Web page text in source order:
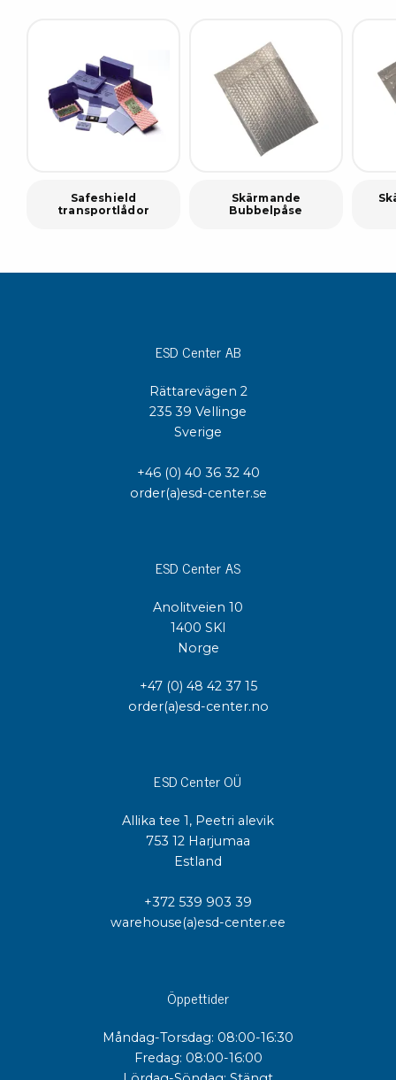
Safeshield
transportlådor
Skärmande
Bubbelpåse
ESD Center AB
Rättarevägen 2
235 39 Vellinge
Sverige
+46 (0) 40 36 32 40
order(a)esd-center.se
ESD Center AS
Anolitveien 10
1400 SKI
Norge
+47 (0) 48 42 37 15
order(a)esd-center.no
ESD Center OÜ
Allika tee 1, Peetri alevik
753 12 Harjumaa
Estland
+372 539 903 39
warehouse(a)esd-center.ee
Öppettider
Måndag-Torsdag: 08:00-16:30
Fredag: 08:00-16:00